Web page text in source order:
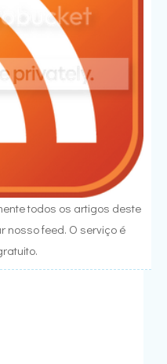
todos os artigos deste
feed. O serviço é